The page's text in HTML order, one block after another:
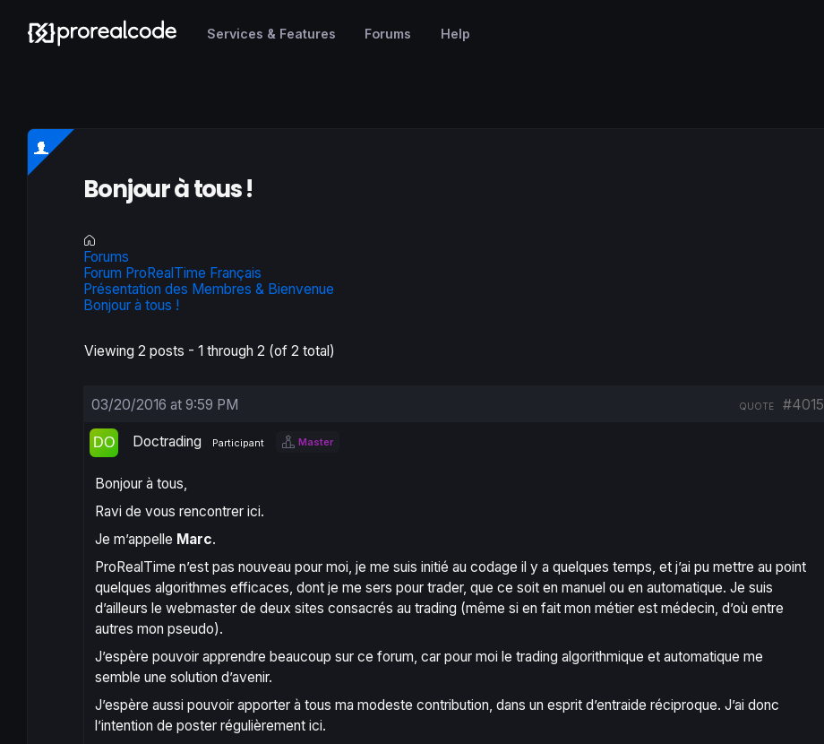
Services & Features Forums Help
Bonjour à tous !
Forums
Forum ProRealTime Français
Présentation des Membres & Bienvenue
Bonjour à tous !
Viewing 2 posts - 1 through 2 (of 2 total)
03/20/2016 at 9:59 PM #4015
QUOTE
Doctrading Participant Master
Bonjour à tous,
Ravi de vous rencontrer ici.
Je m’appelle Marc.
ProRealTime n’est pas nouveau pour moi, je me suis initié au codage il y a quelques temps, et j’ai pu mettre au point
quelques algorithmes efficaces, dont je me sers pour trader, que ce soit en manuel ou en automatique. Je suis
d’ailleurs le webmaster de deux sites consacrés au trading (même si en fait mon métier est médecin, d’où entre
autres mon pseudo).
J’espère pouvoir apprendre beaucoup sur ce forum, car pour moi le trading algorithmique et automatique me
semble une solution d’avenir.
J’espère aussi pouvoir apporter à tous ma modeste contribution, dans un esprit d’entraide réciproque. J’ai donc
l’intention de poster régulièrement ici.